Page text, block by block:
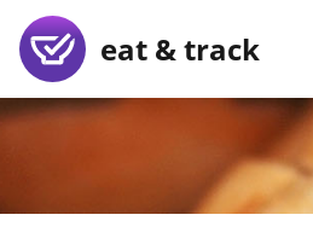
eat & track